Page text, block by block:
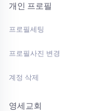
개인 프로필
프로필세팅
프로필사진 변경
계정 삭제
영세교회